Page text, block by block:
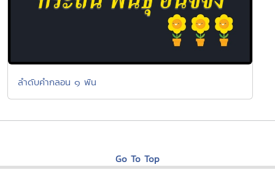
ลำดับคำกลอน ๑ พัน
Go To Top